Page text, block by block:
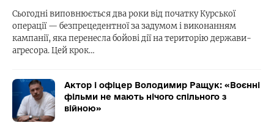
Сьогодні виповнюється два роки від початку Курської
операції — безпрецедентної за задумом і виконанням
кампанії, яка перенесла бойові дії на територію держави-
агресора. Цей крок…
Актор і офіцер Володимир Ращук: «Воєнні
фільми не мають нічого спільного з
війною»